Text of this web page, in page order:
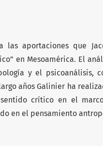
las aportaciones que
en Mesoamérica. El
y el psicoanálisis,
años Galinier ha
crítico en el
en el pensamiento